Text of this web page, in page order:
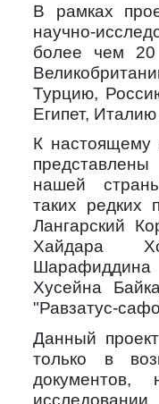
В рамках
научно-
более чем 20
Турцию,
Египет,
К настоящему
нашей
таких редких
Лангарский
Хайдара
Хусейна
"Равзатус-
Данный
только в